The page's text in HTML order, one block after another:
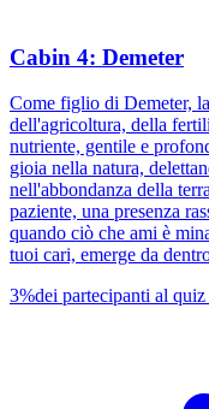
Cabin 4: Demeter
Come figlio di Demeter,
dell'agricoltura, della
nutriente, gentile e
gioia nella natura,
nell'abbondanza della
paziente, una presenza
quando ciò che ami è
tuoi cari, emerge da
3%dei partecipanti al quiz